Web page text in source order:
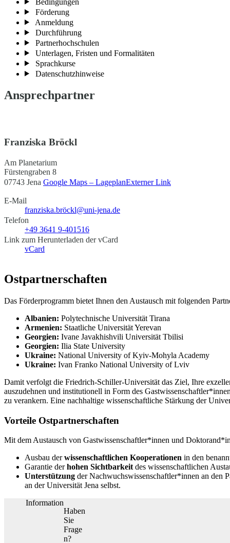
Förderung
Anmeldung
Durchführung
Partnerhochschulen
Unterlagen, Fristen und Formalitäten
Sprachkurse
Datenschutzhinweise
Ansprechpartner
Franziska Bröckl
Am Planetarium
Fürstengraben 8
07743 Jena Google Maps – LageplanExterner Link
E-Mail
franziska.bröckl@uni-jena.de
Telefon
+49 3641 9-401516
Link zum Herunterladen der vCard
vCard
Ostpartnerschaften
Das Förderprogramm bietet Ihnen den Austausch mit folgenden
Albanien: Polytechnische Universität Tirana
Armenien: Staatliche Universität Yerevan
Georgien: Ivane Javakhishvili Universität Tbilisi
Georgien: Ilia State University
Ukraine: National University of Kyiv-Mohyla Academy
Ukraine: Ivan Franko National University of Lviv
Damit verfolgt die Friedrich-Schiller-Universität das Ziel, Ihre
auszudehnen und institutionell in Form des
zu verankern. Eine nachhaltige wissenschaftliche Stärkung der
Vorteile Ostpartnerschaften
Mit dem Austausch von Gastwissenschaftler*innen und
Ausbau derwissenschaftlichen Kooperationen in den
Garantie derhohen Sichtbarkeitdes wissenschaftlichen
Unterstützung der Nachwuchswissenschaftler*innen an den
an der Universität Jena selbst.
Information
Haben
Sie
Frage
n?